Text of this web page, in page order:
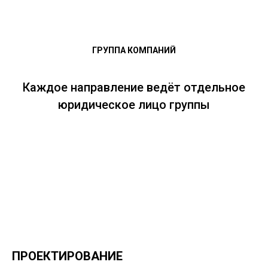
ГРУППА КОМПАНИЙ
Каждое направление ведёт отдельное
юридическое лицо группы
ПРОЕКТИРОВАНИЕ